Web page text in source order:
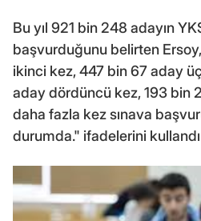
Bu yıl 921 bin 248 adayın
başvurduğunu belirten
ikinci kez, 447 bin 67 aday
aday dördüncü kez, 193 bin
daha fazla kez sınava
durumda." ifadelerini